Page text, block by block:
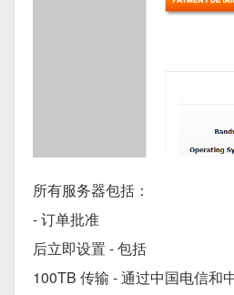
所有服务器包括：
- 订单批准
后立即设置 - 包括
100TB 传输 - 通过中国电信和